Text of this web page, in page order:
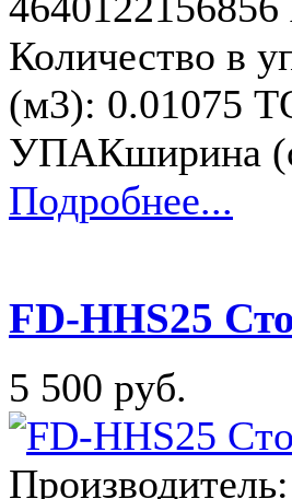
Количество в
(м3): 0.01075
УПАКширина
Подробнее...
FD-HHS25
5 500 руб.